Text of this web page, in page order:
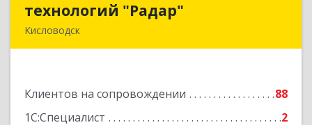
технологий "Радар"
Кисловодск
Клиентов на сопровождении
88
1С:Специалист
2
технологий "Радар"
Подробнее